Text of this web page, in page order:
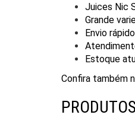
Juices Nic
Grande
Envio rápido
Estoque
Confira também